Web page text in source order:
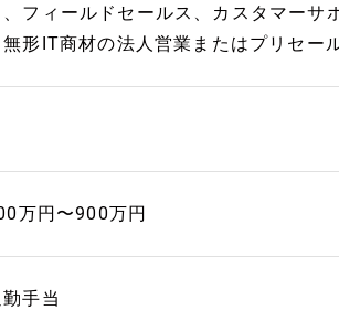
フィールドセールス、カスタマーサ
形IT商材の法人営業またはプリセー
万円〜900万円
手当